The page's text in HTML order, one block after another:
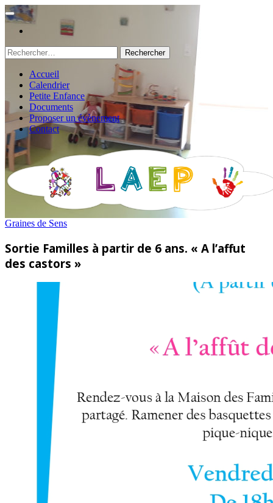
Rechercher :
Accueil
Calendrier
Petite Enfance
Documents
Proposer un évènement
Contact
Graines de Sens
Sortie Familles à partir de 6 ans. « A l’affut
des castors »